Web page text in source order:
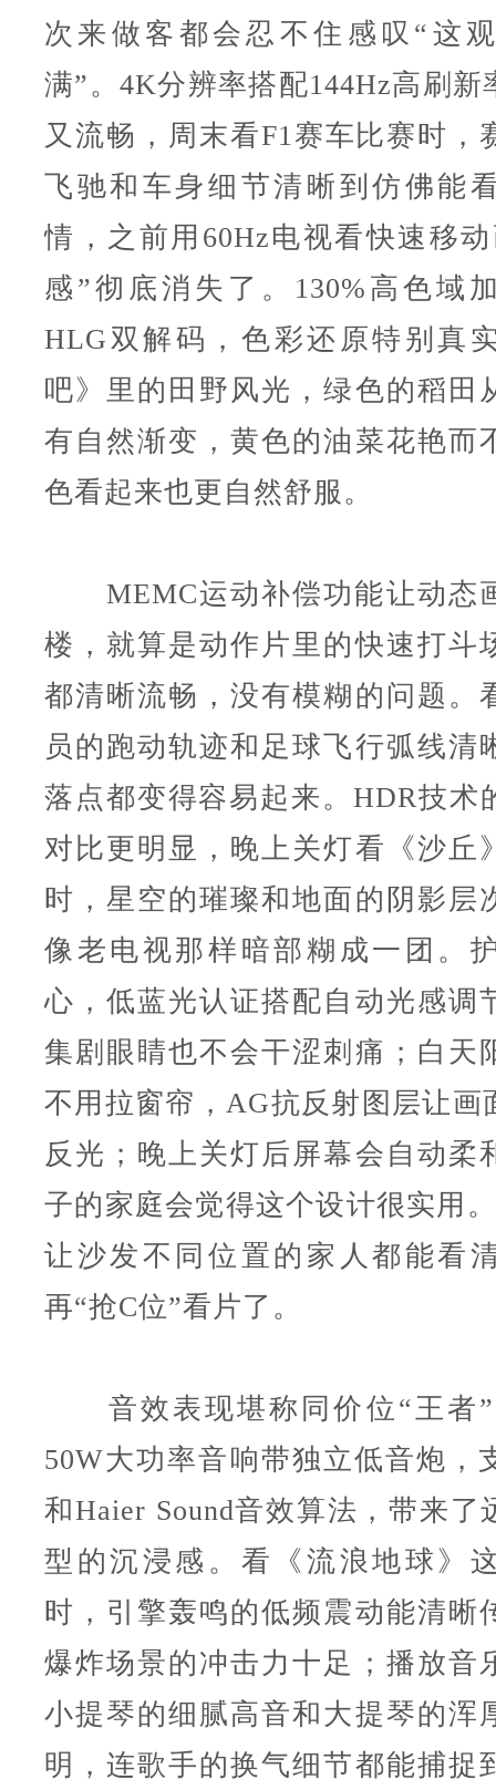
次来做客都会忍不住感叹“这
满”。4K分辨率搭配144Hz高刷新
又流畅，周末看F1赛车比赛时，
飞驰和车身细节清晰到仿佛能
情，之前用60Hz电视看快速移
感”彻底消失了。130%高色域
HLG双解码，色彩还原特别真
吧》里的田野风光，绿色的稻田
有自然渐变，黄色的油菜花艳而
色看起来也更自然舒服。
MEMC运动补偿功能让动态
楼，就算是动作片里的快速打斗
都清晰流畅，没有模糊的问题。
员的跑动轨迹和足球飞行弧线清
落点都变得容易起来。HDR技术
对比更明显，晚上关灯看《沙丘
时，星空的璀璨和地面的阴影层
像老电视那样暗部糊成一团。
心，低蓝光认证搭配自动光感调
集剧眼睛也不会干涩刺痛；白天
不用拉窗帘，AG抗反射图层让画
反光；晚上关灯后屏幕会自动柔
子的家庭会觉得这个设计很实用
让沙发不同位置的家人都能看
再“抢C位”看片了。
音效表现堪称同价位“王者”
50W大功率音响带独立低音炮，
和Haier Sound音效算法，带来了
型的沉浸感。看《流浪地球》
时，引擎轰鸣的低频震动能清晰
爆炸场景的冲击力十足；播放音
小提琴的细腻高音和大提琴的浑
明，连歌手的换气细节都能捕捉